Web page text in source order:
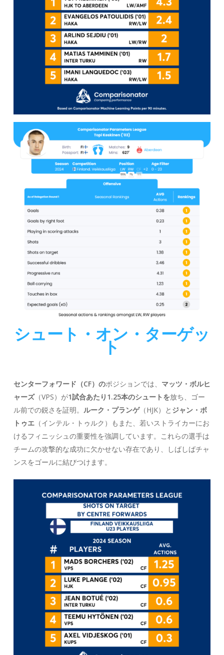
シュート・オン・ターゲッ
ト
センターフォワード（CF）のポジションでは、 マッツ・ボルヒ
ャーズ（VPS）が1試合あたり1.25本のシュートを放ち、ゴー
ル前での鋭さを証明。 ルーク・プランゲ（HJK）と ジャン・ボ
トゥエ（インテル・トゥルク）もまた、若いストライカーにお
けるフィニッシュの重要性を強調しています。これらの選手は
チームの攻撃的な成功に欠かせない存在であり、しばしばチャ
ンスをゴールに結びつけます。